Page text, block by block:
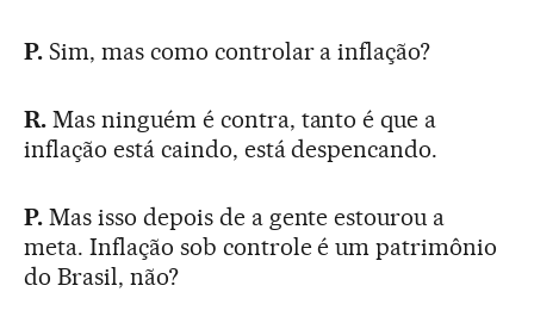
P.Sim, mas como controlar a inflação?
R.Mas ninguém é contra, tanto é que a
inflação está caindo, está despencando.
P.Mas isso depois de a gente estourou a
meta. Inflação sob controle é um patrimônio
do Brasil, não?